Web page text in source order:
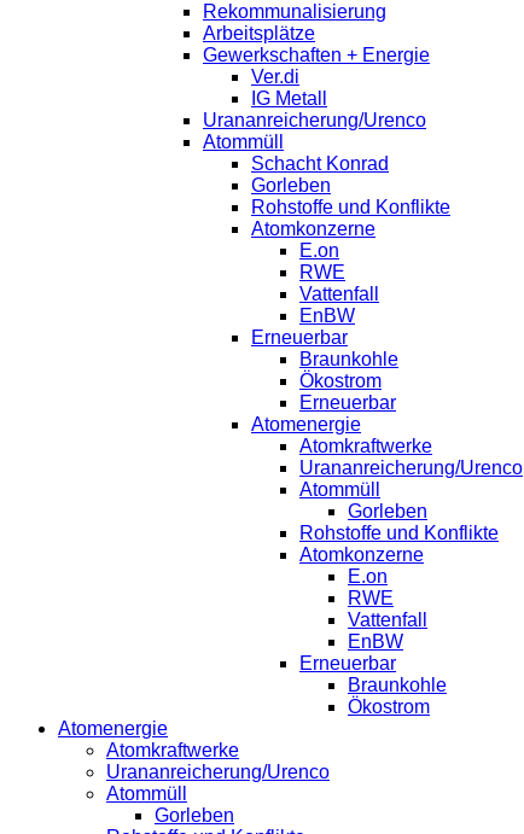
Rekommunalisierung
Arbeitsplätze
Gewerkschaften + Energie
Ver.di
IG Metall
Urananreicherung/Urenco
Atommüll
Schacht Konrad
Gorleben
Rohstoffe und Konflikte
Atomkonzerne
E.on
RWE
Vattenfall
EnBW
Erneuerbar
Braunkohle
Ökostrom
Erneuerbar
Atomenergie
Atomkraftwerke
Urananreicherung/Urenco
Atommüll
Gorleben
Rohstoffe und Konflikte
Atomkonzerne
E.on
RWE
Vattenfall
EnBW
Erneuerbar
Braunkohle
Ökostrom
Atomenergie
Atomkraftwerke
Urananreicherung/Urenco
Atommüll
Gorleben